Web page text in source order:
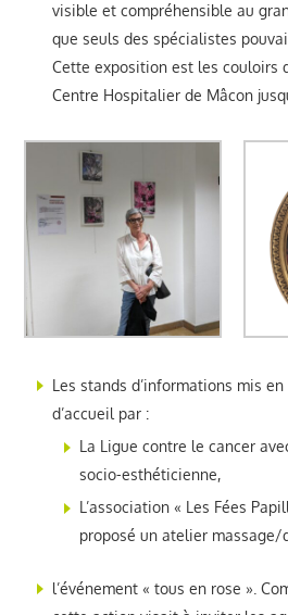
visible et compréhensible au
que seuls des spécialistes
Cette exposition est les couloirs
Centre Hospitalier de Mâcon
Les stands d’informations mis
d’accueil par :
La Ligue contre le cancer
socio-esthéticienne,
L’association « Les Fées
proposé un atelier massage/
l’événement « tous en rose ».